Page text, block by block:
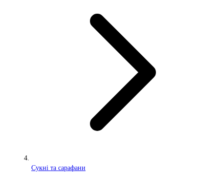
Сукні та сарафани